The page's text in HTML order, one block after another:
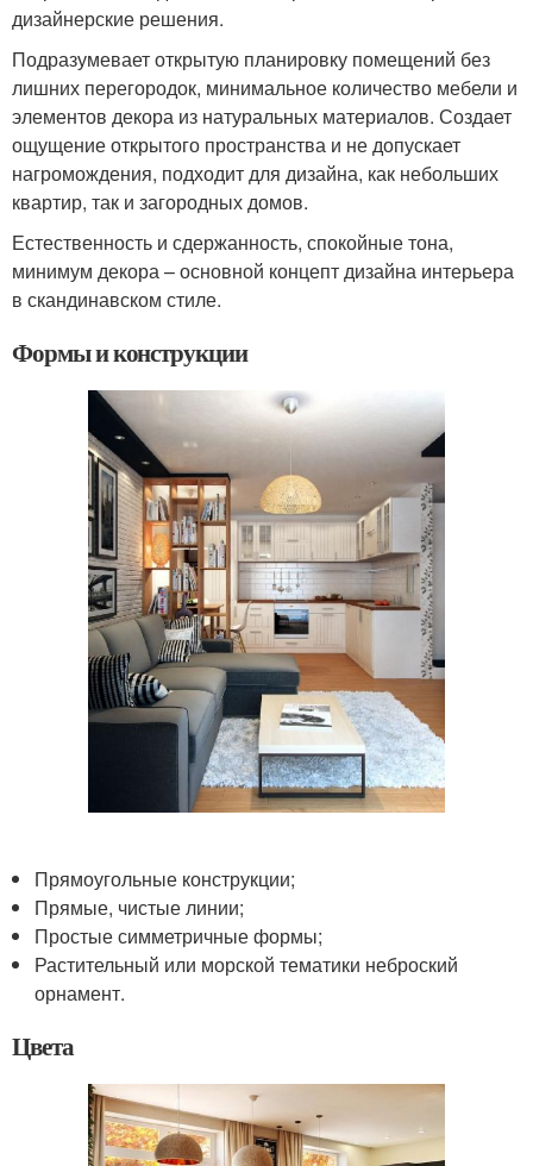
дизайнерские решения.
Подразумевает открытую планировку помещений без
лишних перегородок, минимальное количество мебели и
элементов декора из натуральных материалов. Создает
ощущение открытого пространства и не допускает
нагромождения, подходит для дизайна, как небольших
квартир, так и загородных домов.
Естественность и сдержанность, спокойные тона,
минимум декора – основной концепт дизайна интерьера
в скандинавском стиле.
Формы и конструкции
Прямоугольные конструкции;
Прямые, чистые линии;
Простые симметричные формы;
Растительный или морской тематики неброский
орнамент.
Цвета